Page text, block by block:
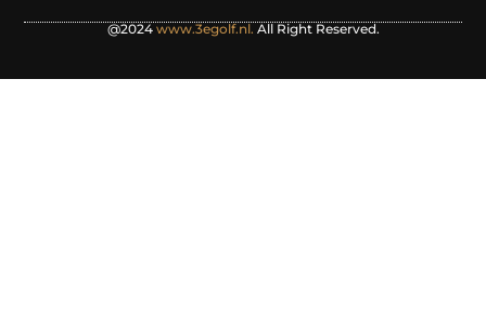
@2024www.3egolf.nl.All Right Reserved.